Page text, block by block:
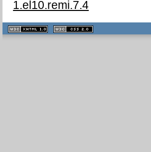
1.el10.remi.7.4
XHTML
1.1 valide
2.0 valide